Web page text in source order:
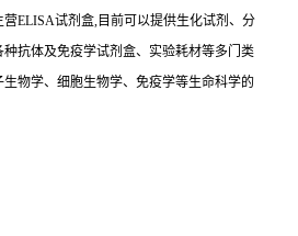
营ELISA试剂盒,目前可以提供生化试剂、分
抗体及免疫学试剂盒、实验耗材等多门类
物学、细胞生物学、免疫学等生命科学的